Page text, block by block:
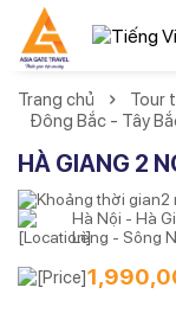
Trang chủ Tour
Đông Bắc - Tây
HÀ GIANG 2
2
Hà Nội - Hà
Lèng - Sông